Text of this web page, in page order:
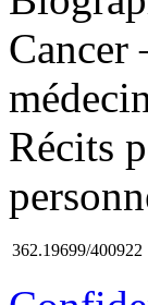
Récits
362.19699/400922